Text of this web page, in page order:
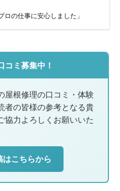
ロの仕事に安心しました」
コミ募集中！
屋根修理の口コミ・体験
者の皆様の参考となる貴
協力よろしくお願いいた
はこちらから